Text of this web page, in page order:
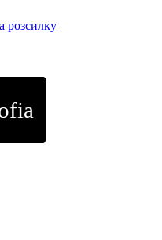
розсилку